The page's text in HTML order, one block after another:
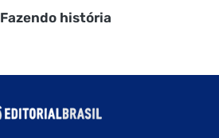
Fazendo história